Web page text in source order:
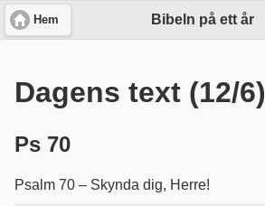
Hem Bibeln på ett år
Dagens text (12/6)
Ps 70
Psalm 70 – Skynda dig, Herre!